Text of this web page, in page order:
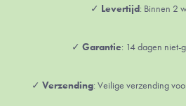
✓ Levertijd: Binnen 2
✓ Garantie: 14 dagen niet-
✓ Verzending: Veilige verzending